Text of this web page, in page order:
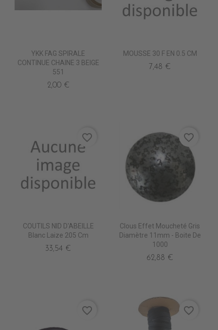
YKK FAG SPIRALE
CONTINUE CHAINE 3 BEIGE
551
2,00 €
MOUSSE 30 F EN 0.5 CM
7,48 €
COUTILS NID D'ABEILLE
Blanc Laize 205 Cm
33,54 €
favorite_border
Clous Effet Moucheté Gris
Diamètre 11mm - Boite De
1000
62,88 €
favorite_border
favorite_border favorite_border